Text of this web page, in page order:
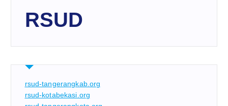
RSUD
rsud-tangerangkab.org
rsud-kotabekasi.org